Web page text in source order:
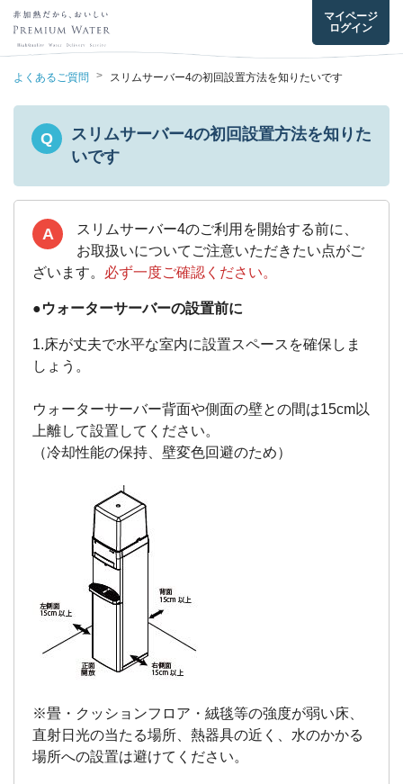
マイページ
ログイン
よくあるご質問 > スリムサーバー4の初回設置方法を知りたいです
Q
スリムサーバー4の初回設置方法を知りた
いです
A
スリムサーバー4のご利用を開始する前に、
お取扱いについてご注意いただきたい点がご
ざいます。 必ず一度ご確認ください。
●ウォーターサーバーの設置前に
1.床が丈夫で水平な室内に設置スペースを確保しま
しょう。
ウォーターサーバー背面や側面の壁との間は15cm以
上離して設置してください。
（冷却性能の保持、壁変色回避のため）
※畳・クッションフロア・絨毯等の強度が弱い床、
直射日光の当たる場所、熱器具の近く、水のかかる